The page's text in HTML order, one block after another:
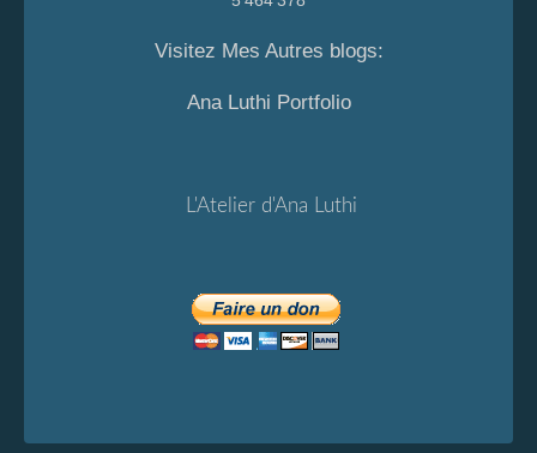
Visitez Mes Autres blogs:
Ana Luthi Portfolio
L'Atelier d'Ana Luthi